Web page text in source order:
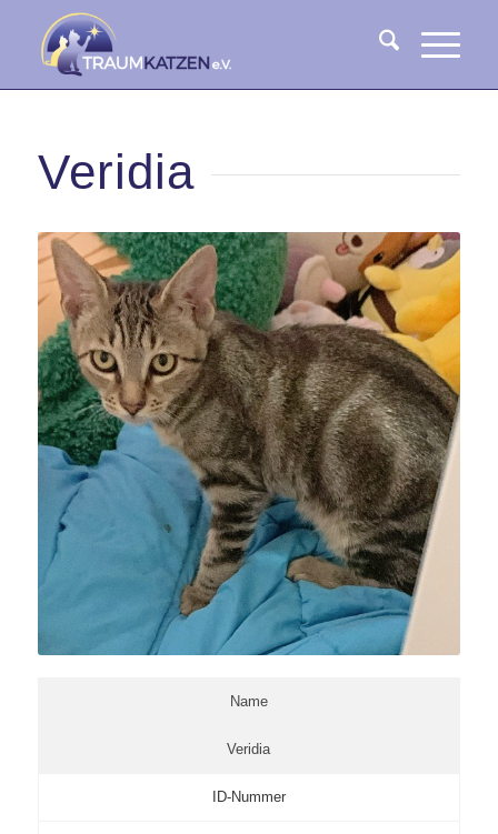
Veridia
Name
Veridia
ID-Nummer